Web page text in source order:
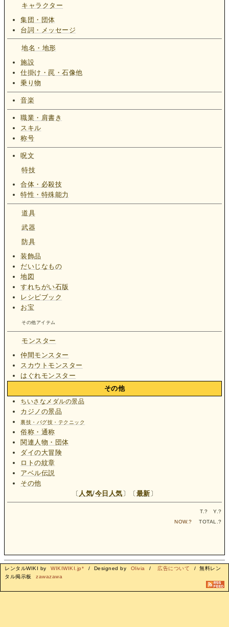
キャラクター
集団・団体
台詞・メッセージ
地名・地形
施設
仕掛け・罠・石像他
乗り物
音楽
職業・肩書き
スキル
称号
呪文
特技
合体・必殺技
特性・特殊能力
道具
武器
防具
装飾品
だいじなもの
地図
すれちがい石版
レシピブック
お宝
その他アイテム
モンスター
仲間モンスター
スカウトモンスター
はぐれモンスター
その他
ちいさなメダルの景品
カジノの景品
裏技・バグ技・テクニック
俗称・通称
関連人物・団体
ダイの大冒険
ロトの紋章
アベル伝説
その他
〔 人気/今日人気 〕〔 最新 〕
T.? Y.?
NOW.? TOTAL.?
レンタルWIKI by WIKIWIKI.jp* / Designed by Olivia / 広告について
/ 無料レン
タル掲示板
zawazawa